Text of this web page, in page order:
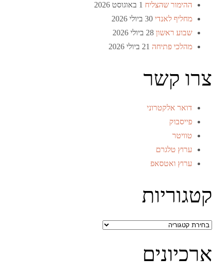
ההימור שהצליח 1 באוגוסט 2026
מחליף לאנדי 30 ביולי 2026
שבוע ראשון 28 ביולי 2026
מהלכי פתיחה 21 ביולי 2026
צרו קשר
דואר אלקטרוני
פייסבוק
טוויטר
ערוץ טלגרם
ערוץ ואטסאפ
קטגוריות
קטגוריות
ארכיונים